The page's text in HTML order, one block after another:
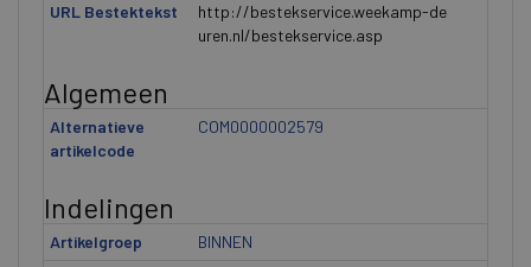
URL Bestektekst
http://bestekservice.weekamp-de
uren.nl/bestekservice.asp
Algemeen
Alternatieve
artikelcode
COM0000002579
Indelingen
Artikelgroep
BINNEN